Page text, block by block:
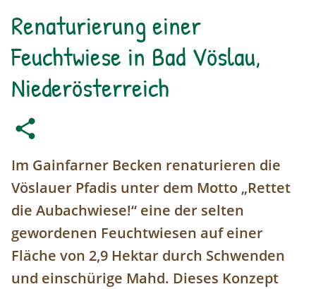
Renaturierung einer
Feuchtwiese in Bad Vöslau,
Niederösterreich
Im Gainfarner Becken renaturieren die
Vöslauer Pfadis unter dem Motto „Rettet
die Aubachwiese!“ eine der selten
gewordenen Feuchtwiesen auf einer
Fläche von 2,9 Hektar durch Schwenden
und einschürige Mahd. Dieses Konzept